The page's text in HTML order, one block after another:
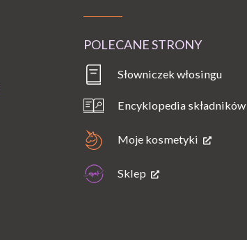
POLECANE STRONY
Słowniczek włosingu
Encyklopedia składników
Moje kosmetyki
Sklep